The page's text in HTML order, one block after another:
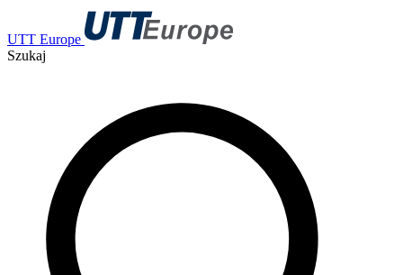
UTT Europe
Szukaj